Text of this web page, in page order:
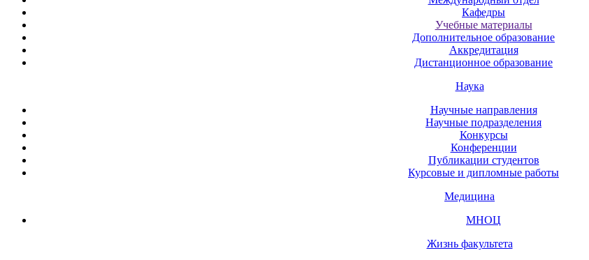
Кафедры
Учебные материалы
Дополнительное образование
Аккредитация
Дистанционное образование
Наука
Научные направления
Научные подразделения
Конкурсы
Конференции
Публикации студентов
Курсовые и дипломные работы
Медицина
МНОЦ
Жизнь факультета